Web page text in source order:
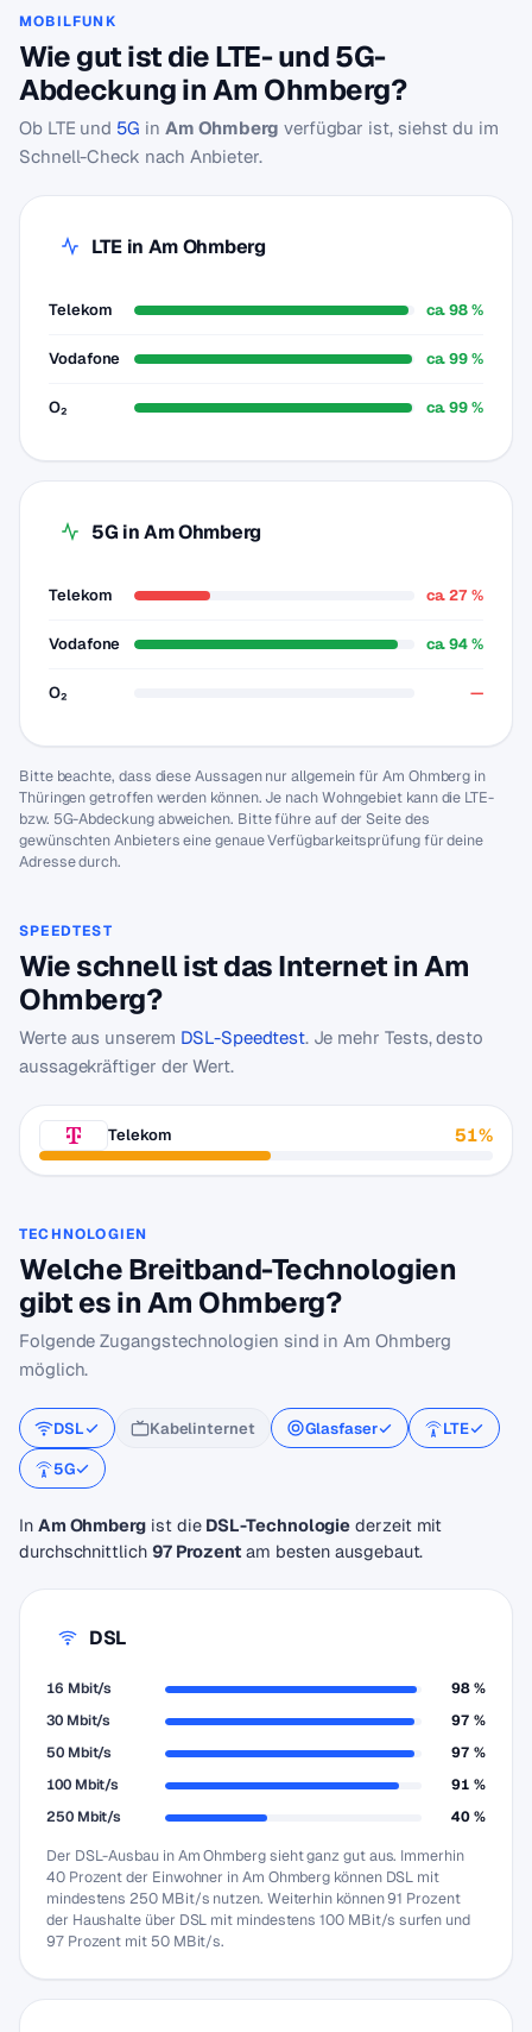
MOBILFUNK
Wie gut ist die LTE- und 5G-
Abdeckung in Am Ohmberg?
Ob LTE und 5G in Am Ohmberg verfügbar ist, siehst du im
Schnell-Check nach Anbieter.
LTE in Am Ohmberg
Telekom ca. 98 %
Vodafone ca. 99 %
O₂ ca. 99 %
5G in Am Ohmberg
Telekom ca. 27 %
Vodafone ca. 94 %
O₂ —
Bitte beachte, dass diese Aussagen nur allgemein für Am Ohmberg in
Thüringen getroffen werden können. Je nach Wohngebiet kann die LTE-
bzw. 5G-Abdeckung abweichen. Bitte führe auf der Seite des
gewünschten Anbieters eine genaue Verfügbarkeitsprüfung für deine
Adresse durch.
SPEEDTEST
Wie schnell ist das Internet in Am
Ohmberg?
Werte aus unserem DSL-Speedtest. Je mehr Tests, desto
aussagekräftiger der Wert.
Telekom 51%
TECHNOLOGIEN
Welche Breitband-Technologien
gibt es in Am Ohmberg?
Folgende Zugangstechnologien sind in Am Ohmberg
möglich.
DSL Kabelinternet Glasfaser
LTE
5G
In Am Ohmberg ist die DSL-Technologie derzeit mit
durchschnittlich 97 Prozentam besten ausgebaut.
DSL
16 Mbit/s
98 %
30 Mbit/s
97 %
50 Mbit/s
97 %
100 Mbit/s
91 %
250 Mbit/s
40 %
Der DSL-Ausbau in Am Ohmberg sieht ganz gut aus. Immerhin
40 Prozent der Einwohner in Am Ohmberg können DSL mit
mindestens 250 MBit/s nutzen. Weiterhin können 91 Prozent
der Haushalte über DSL mit mindestens 100 MBit/s surfen und
97 Prozent mit 50 MBit/s.